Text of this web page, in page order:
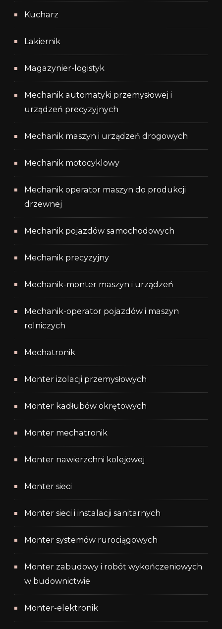
Kucharz
Lakiernik
Magazynier-logistyk
Mechanik automatyki przemysłowej i
urządzeń precyzyjnych
Mechanik maszyn i urządzeń drogowych
Mechanik motocyklowy
Mechanik operator maszyn do produkcji
drzewnej
Mechanik pojazdów samochodowych
Mechanik precyzyjny
Mechanik-monter maszyn i urządzeń
Mechanik-operator pojazdów i maszyn
rolniczych
Mechatronik
Monter izolacji przemysłowych
Monter kadłubów okrętowych
Monter mechatronik
Monter nawierzchni kolejowej
Monter sieci
Monter sieci i instalacji sanitarnych
Monter systemów rurociągowych
Monter zabudowy i robót wykończeniowych
w budownictwie
Monter-elektronik